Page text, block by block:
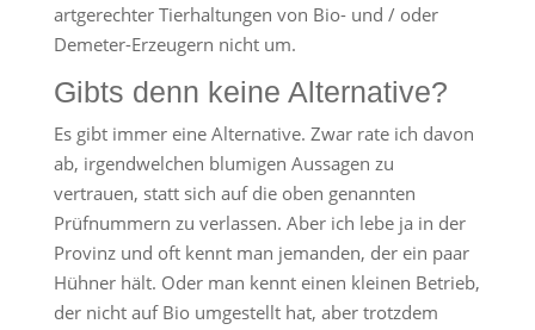
artgerechter Tierhaltungen von Bio- und / oder
Demeter-Erzeugern nicht um.
Gibts denn keine Alternative?
Es gibt immer eine Alternative. Zwar rate ich davon
ab, irgendwelchen blumigen Aussagen zu
vertrauen, statt sich auf die oben genannten
Prüfnummern zu verlassen. Aber ich lebe ja in der
Provinz und oft kennt man jemanden, der ein paar
Hühner hält. Oder man kennt einen kleinen Betrieb,
der nicht auf Bio umgestellt hat, aber trotzdem